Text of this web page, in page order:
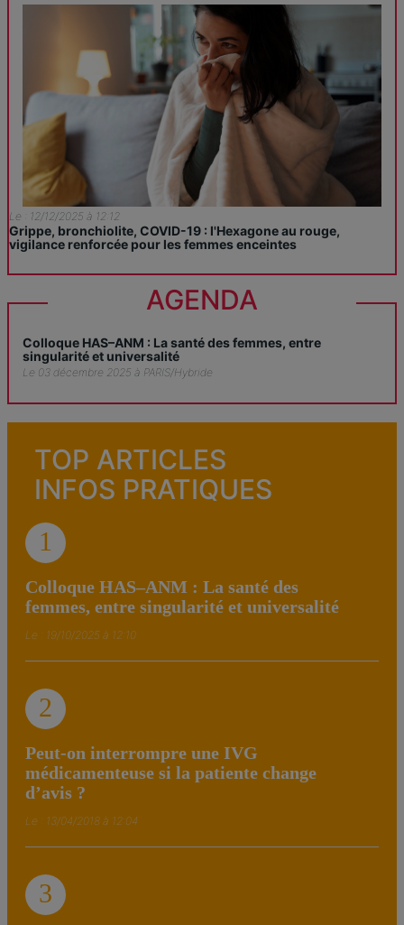
Le : 12/12/2025 à 12:12
Grippe, bronchiolite, COVID-19 : l'Hexagone au rouge,
vigilance renforcée pour les femmes enceintes
AGENDA
Colloque HAS–ANM : La santé des femmes, entre
singularité et universalité
Le 03 décembre 2025 à PARIS/Hybride
TOP ARTICLES
INFOS PRATIQUES
1
Colloque HAS–ANM : La santé des
femmes, entre singularité et universalité
Le : 19/10/2025 à 12:10
2
Peut-on interrompre une IVG
médicamenteuse si la patiente change
d’avis ?
Le : 13/04/2018 à 12:04
3